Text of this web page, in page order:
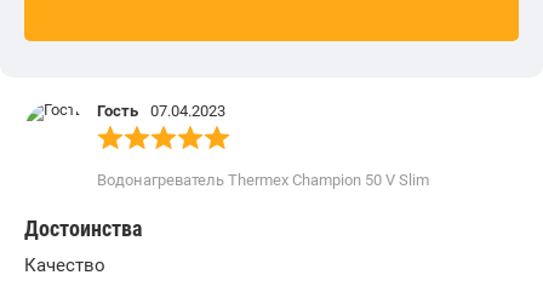
Гость 07.04.2023
Водонагреватель Thermex Champion 50 V Slim
Достоинства
Качество